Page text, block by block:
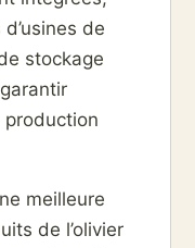
de
stockage
meilleure
de l’olivier